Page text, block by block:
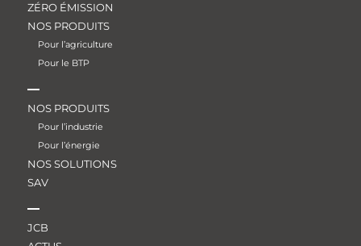
ZÉRO ÉMISSION
NOS PRODUITS
Pour l’agriculture
Pour le BTP
NOS PRODUITS
Pour l’industrie
Pour l’énergie
NOS SOLUTIONS
SAV
JCB